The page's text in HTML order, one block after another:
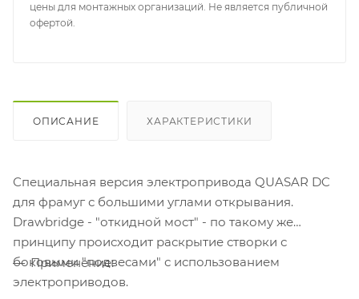
цены для монтажных организаций. Не является публичной
офертой.
ОПИСАНИЕ ХАРАКТЕРИСТИКИ
Специальная версия электропривода QUASAR DC
для фрамуг с большими углами открывания.
Drawbridge - "откидной мост" - по такому же
принципу происходит раскрытие створки с
боковыми "подвесами" с использованием
электроприводов.
Применение: